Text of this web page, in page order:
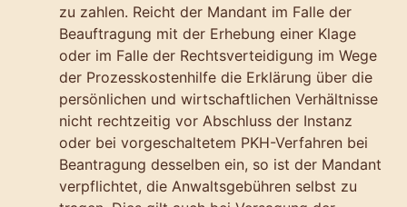
zu zahlen. Reicht der Mandant im Falle der
Beauftragung mit der Erhebung einer Klage
oder im Falle der Rechtsverteidigung im Wege
der Prozesskostenhilfe die Erklärung über die
persönlichen und wirtschaftlichen Verhältnisse
nicht rechtzeitig vor Abschluss der Instanz
oder bei vorgeschaltetem PKH-Verfahren bei
Beantragung desselben ein, so ist der Mandant
verpflichtet, die Anwaltsgebühren selbst zu